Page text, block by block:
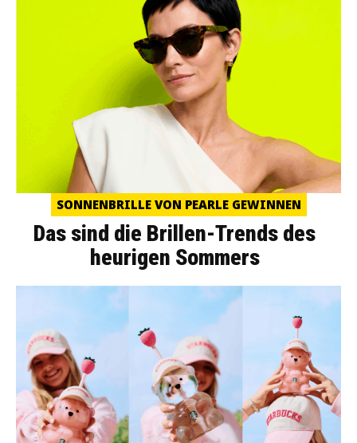
SONNENBRILLE VON PEARLE GEWINNEN
Das sind die Brillen-Trends des
heurigen Sommers